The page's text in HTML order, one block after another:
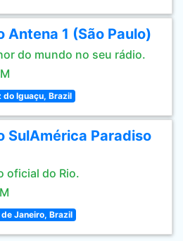
Antena 1 (São Paulo)
do mundo no seu rádio.
do Iguaçu, Brazil
SulAmérica Paradiso
oficial do Rio.
de Janeiro, Brazil